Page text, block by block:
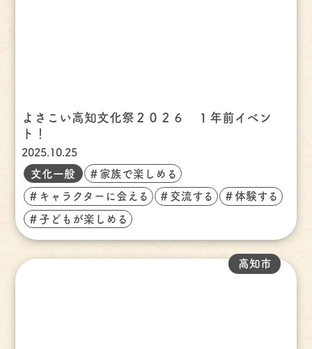
よさこい高知文化祭２０２６ １年前イベン
ト！
2025.10.25
文化一般 ＃家族で楽しめる
＃キャラクターに会える ＃交流する ＃体験する
＃子どもが楽しめる
高知市